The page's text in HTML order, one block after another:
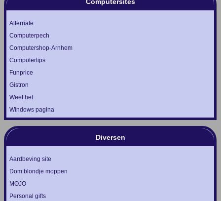
Alternate
Computerpech
Computershop-Arnhem
Computertips
Funprice
Gistron
Weet het
Windows pagina
Diversen
Aardbeving site
Dom blondje moppen
MOJO
Personal gifts